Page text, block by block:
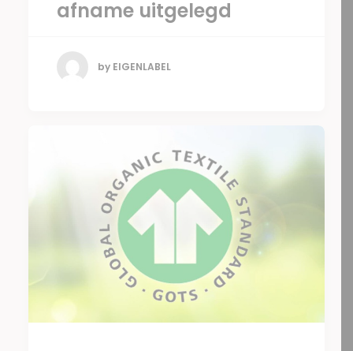
afname uitgelegd
by EIGENLABEL